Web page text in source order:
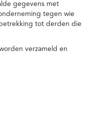
gegevens met
tegen wie
tot derden die
verzameld en